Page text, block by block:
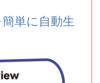
単に自動生